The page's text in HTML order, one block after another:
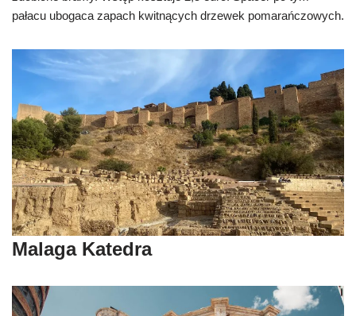
pałacu ubogaca zapach kwitnących drzewek pomarańczowych.
Malaga Katedra